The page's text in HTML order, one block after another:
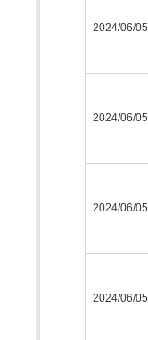
2024/06/05
2024/06/05
2024/06/05
2024/06/05